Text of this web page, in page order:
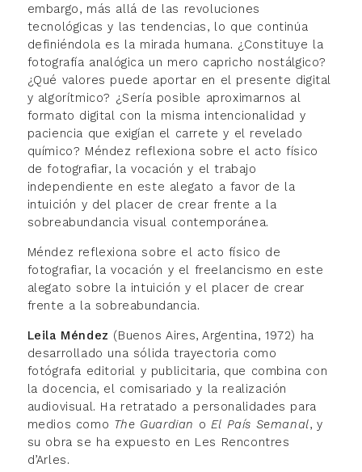
embargo, más allá de las revoluciones
tecnológicas y las tendencias, lo que continúa
definiéndola es la mirada humana. ¿Constituye la
fotografía analógica un mero capricho nostálgico?
¿Qué valores puede aportar en el presente digital
y algorítmico? ¿Sería posible aproximarnos al
formato digital con la misma intencionalidad y
paciencia que exigían el carrete y el revelado
químico? Méndez reflexiona sobre el acto físico
de fotografiar, la vocación y el trabajo
independiente en este alegato a favor de la
intuición y del placer de crear frente a la
sobreabundancia visual contemporánea.
Méndez reflexiona sobre el acto físico de
fotografiar, la vocación y el freelancismo en este
alegato sobre la intuición y el placer de crear
frente a la sobreabundancia.
Leila Méndez (Buenos Aires, Argentina, 1972) ha
desarrollado una sólida trayectoria como
fotógrafa editorial y publicitaria, que combina con
la docencia, el comisariado y la realización
audiovisual. Ha retratado a personalidades para
medios como The Guardian o El País Semanal, y
su obra se ha expuesto en Les Rencontres
d’Arles.